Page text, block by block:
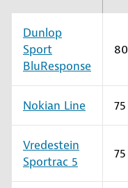
Dunlop
Sport
BluResponse
80
Nokian Line 75
Vredestein
Sportrac 5
75